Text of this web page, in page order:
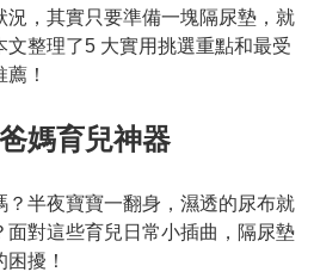
況，其實只要準備一塊隔尿墊，就
整理了5 大實用挑選重點和最受
！
媽育兒神器
？半夜寶寶一翻身，濕透的尿布就
面對這些育兒日常小插曲，隔尿墊
擾！